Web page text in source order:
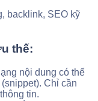
backlink, SEO kỹ
thế:
nội dung có thể
Chỉ cần
tin.